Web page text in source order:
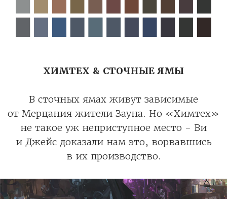
ХИМТЕХ & СТОЧНЫЕ ЯМЫ
В сточных ямах живут зависимые
от Мерцания жители Зауна. Но «Химтех»
не такое уж неприступное место - Ви
и Джейс доказали нам это, ворвавшись
в их производство.